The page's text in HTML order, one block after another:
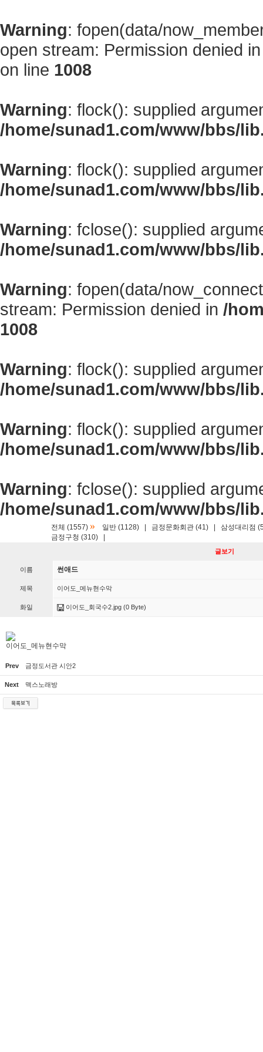
Warning: fopen(data/
open stream: Permission denied
on line 1008
Warning: flock(): supplied
/home/sunad1.com/www/bbs/
Warning: flock(): supplied
/home/sunad1.com/www/bbs/
Warning: fclose(): supplied
/home/sunad1.com/www/bbs/
Warning: fopen(data/
stream: Permission denied in /
1008
Warning: flock(): supplied
/home/sunad1.com/www/bbs/
Warning: flock(): supplied
/home/sunad1.com/www/bbs/
Warning: fclose(): supplied
/home/sunad1.com/www/bbs/
전체 (1557) » 일반 (1128) 금정문화회관 (41)
삼성대리점
금정구청 (310)
글보기
이름 썬애드
제목 이어도_메뉴현수막
화일 이어도_회국수2.jpg (0 Byte)
이어도_메뉴현수막
Prev 금정도서관 시안2
Next 맥스노래방